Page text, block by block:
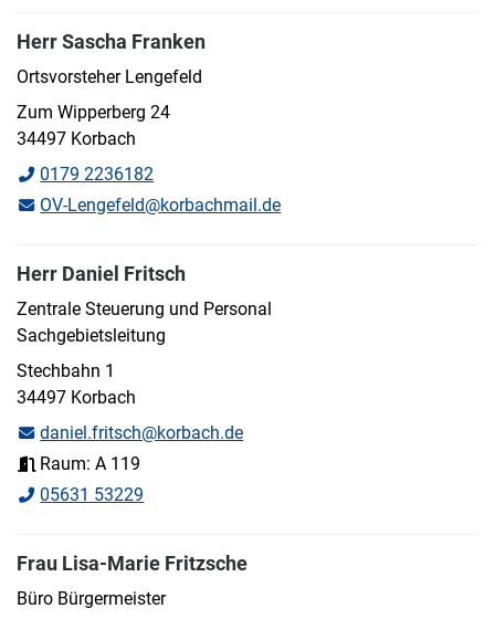
Herr Sascha Franken
Ortsvorsteher Lengefeld
Zum Wipperberg 24
34497 Korbach
0179 2236182
OV-Lengefeld@korbachmail.de
Herr Daniel Fritsch
Zentrale Steuerung und Personal
Sachgebietsleitung
Stechbahn 1
34497 Korbach
daniel.fritsch@korbach.de
Raum: A 119
05631 53229
Frau Lisa-Marie Fritzsche
Büro Bürgermeister